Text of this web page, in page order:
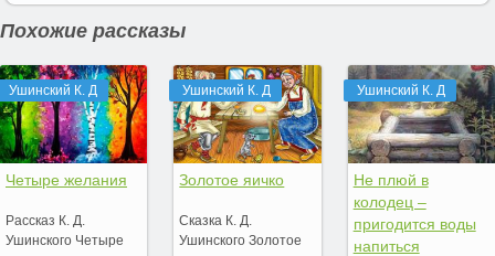
Похожие рассказы
Ушинский К. Д
Четыре желания
Рассказ К. Д.
Ушинского Четыре
Ушинский К. Д
Золотое яичко
Сказка К. Д.
Ушинского Золотое
Ушинский К. Д
Не плюй в
колодец –
пригодится воды
напиться